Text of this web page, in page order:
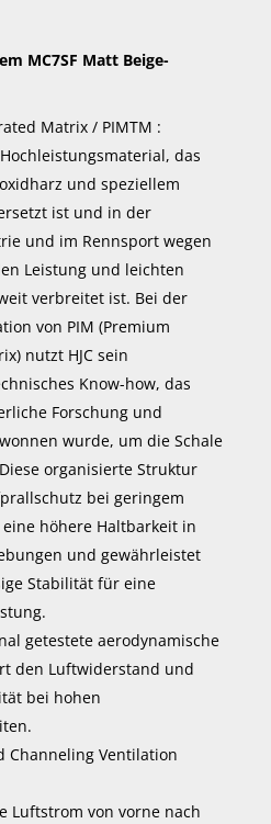
MC7SF Matt Beige-
Matrix / PIMTM :
das
und speziellem
ist und in der
und im Rennsport wegen
Leistung und leichten
verbreitet ist. Bei der
von PIM (Premium
nutzt HJC sein
Know-how, das
Forschung und
wurde, um die Schale
organisierte Struktur
bei geringem
höhere Haltbarkeit in
und gewährleistet
Stabilität für eine
getestete aerodynamische
den Luftwiderstand und
bei hohen
Channeling Ventilation
Luftstrom von vorne nach